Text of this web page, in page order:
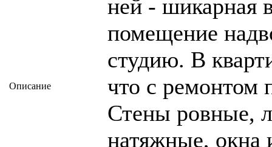
Описание
ней - шикарная
помещение
студию. В
что с ремонтом
Стены ровные,
натяжные, окна